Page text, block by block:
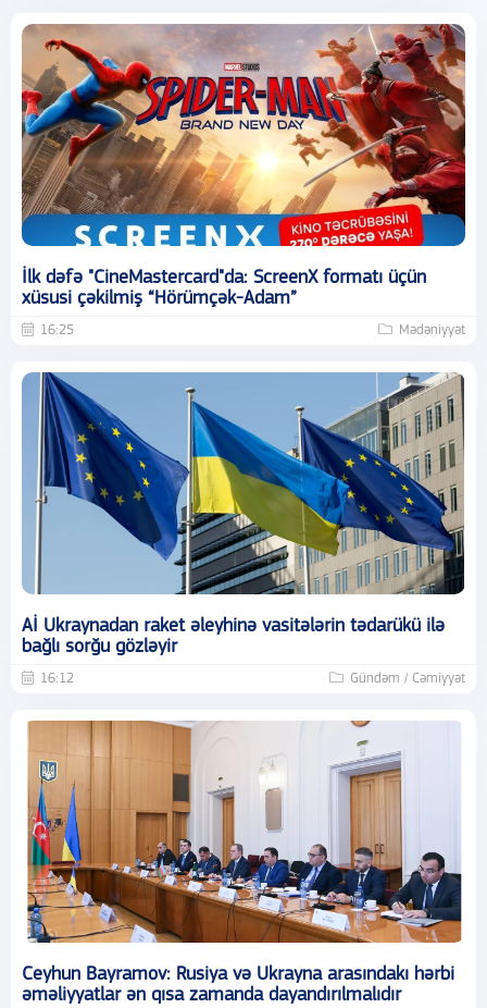
İlk dəfə "CineMastercard"da: ScreenX formatı üçün
xüsusi çəkilmiş “Hörümçək-Adam”
16:25 Mədəniyyət
Aİ Ukraynadan raket əleyhinə vasitələrin tədarükü ilə
bağlı sorğu gözləyir
16:12 Gündəm / Cəmiyyət
Ceyhun Bayramov: Rusiya və Ukrayna arasındakı hərbi
əməliyyatlar ən qısa zamanda dayandırılmalıdır